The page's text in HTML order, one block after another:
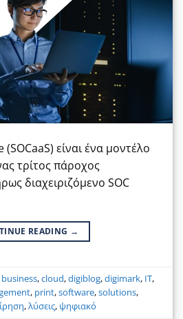
είναι ένα μοντέλο
τρίτος πάροχος
διαχειριζόμενο SOC
READING →
business,cloud,digiblog,digimark, IT,
, print,software,solutions,
,λύσεις, ψηφιακό